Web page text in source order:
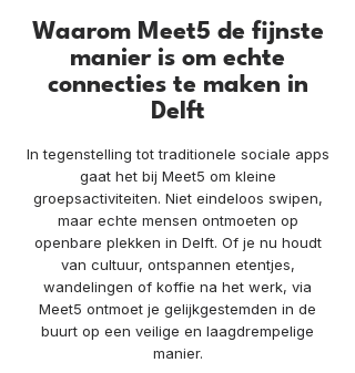
Waarom Meet5 de fijnste
manier is om echte
connecties te maken in
Delft
In tegenstelling tot traditionele sociale apps
gaat het bij Meet5 om kleine
groepsactiviteiten. Niet eindeloos swipen,
maar echte mensen ontmoeten op
openbare plekken in Delft. Of je nu houdt
van cultuur, ontspannen etentjes,
wandelingen of koffie na het werk, via
Meet5 ontmoet je gelijkgestemden in de
buurt op een veilige en laagdrempelige
manier.